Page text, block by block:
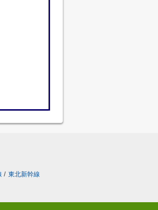
/ 東北新幹線